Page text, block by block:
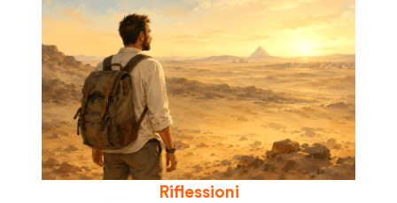
Riflessioni